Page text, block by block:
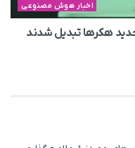
اخبار هوش مصنوعی
هکرها تبدیل شدند